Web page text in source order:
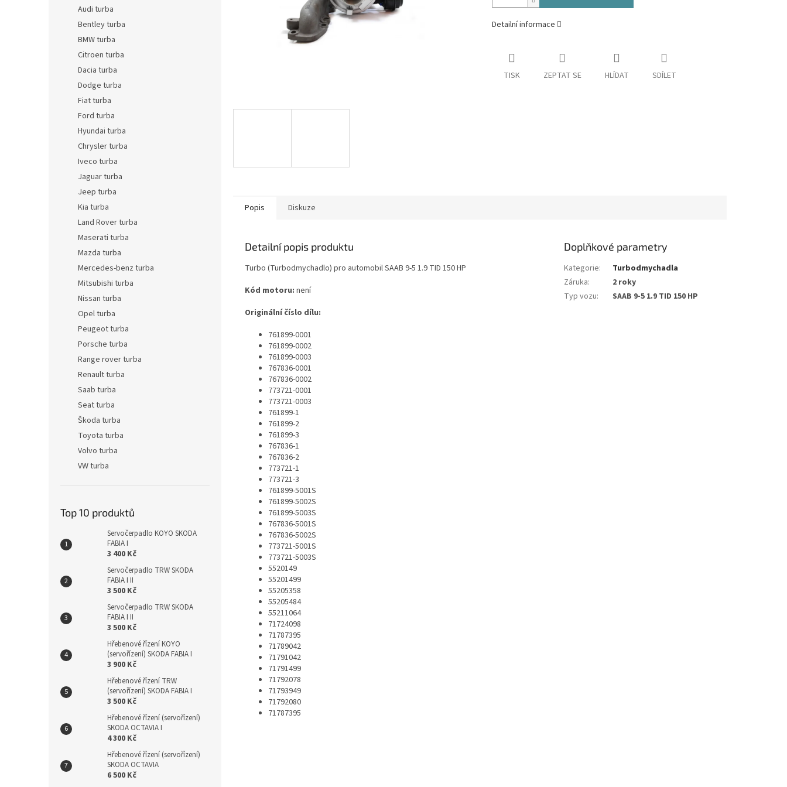
Audi turba
Bentley turba
BMW turba
Citroen turba
Dacia turba
Dodge turba
Fiat turba
Ford turba
Hyundai turba
Chrysler turba
Iveco turba
Jaguar turba
Jeep turba
Kia turba
Land Rover turba
Maserati turba
Mazda turba
Mercedes-benz turba
Mitsubishi turba
Nissan turba
Opel turba
Peugeot turba
Porsche turba
Range rover turba
Renault turba
Saab turba
Seat turba
Škoda turba
Toyota turba
Volvo turba
VW turba
Top 10 produktů
Servočerpadlo KOYO SKODA
FABIA I
3 400 Kč
Servočerpadlo TRW SKODA
FABIA I II
3 500 Kč
Servočerpadlo TRW SKODA
FABIA I II
3 500 Kč
Hřebenové řízení KOYO
(servořízení) SKODA FABIA I
3 900 Kč
Hřebenové řízení TRW
(servořízení) SKODA FABIA I
3 500 Kč
Hřebenové řízení (servořízení)
SKODA OCTAVIA I
4 300 Kč
Hřebenové řízení (servořízení)
SKODA OCTAVIA
6 500 Kč
Detailní informace
TISK ZEPTAT SE HLÍDAT SDÍLET
Popis Diskuze
Detailní popis produktu
Turbo (Turbodmychadlo) pro automobil SAAB 9-5 1.9 TID 150 HP
Kód motoru: není
Originální číslo dílu:
761899-0001
761899-0002
761899-0003
767836-0001
767836-0002
773721-0001
773721-0003
761899-1
761899-2
761899-3
767836-1
767836-2
773721-1
773721-3
761899-5001S
761899-5002S
761899-5003S
767836-5001S
767836-5002S
773721-5001S
773721-5003S
5520149
55201499
55205358
55205484
55211064
71724098
71787395
71789042
71791042
71791499
71792078
71793949
71792080
71787395
Doplňkové parametry
Kategorie:
Turbodmychadla
Záruka:
2 roky
Typ vozu: SAAB 9-5 1.9 TID 150 HP